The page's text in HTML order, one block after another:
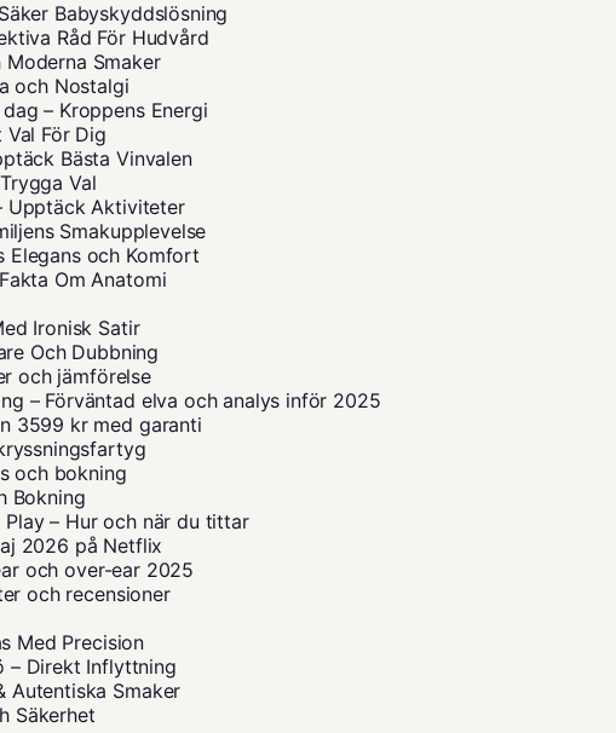
Babyskyddslösning
Råd För Hudvård
Smaker
och Nostalgi
– Kroppens Energi
För Dig
Bästa Vinvalen
Val
Upptäck Aktiviteter
Smakupplevelse
Elegans och Komfort
Om Anatomi
Ironisk Satir
Och Dubbning
och jämförelse
– Förväntad elva och analys inför 2025
3599 kr med garanti
och bokning
Bokning
Play – Hur och när du tittar
2026 på Netflix
och over-ear 2025
och recensioner
Med Precision
– Direkt Inflyttning
Autentiska Smaker
Säkerhet